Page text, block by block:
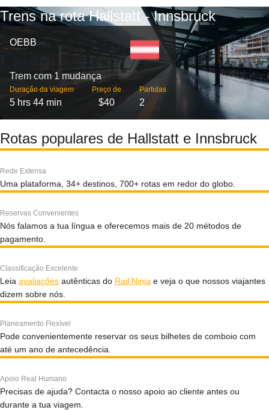
Trens na rota Hallstatt - Innsbruck
OEBB
Trem com 1 mudança
Duração da viagem
5 hrs 44 min
Preço de
$40
Partidas
2
Rotas populares de Hallstatt e Innsbruck
Rede Extensa
Uma plataforma, 34+ destinos, 700+ rotas em redor do globo.
Reservas Convenientes
Nós falamos a tua língua e oferecemos mais de 20 métodos de
pagamento.
Classificação Excelente
Leia avaliações autênticas do Rail Ninja e veja o que nossos viajantes
dizem sobre nós.
Planeamento Flexível
Pode convenientemente reservar os seus bilhetes de comboio com
até um ano de antecedência.
Apoio Real Humano
Precisas de ajuda? Contacta o nosso apoio ao cliente antes ou
durante a tua viagem.